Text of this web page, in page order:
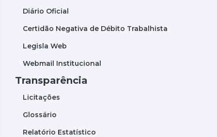
Diário Oficial
Certidão Negativa de Débito Trabalhista
Legisla Web
Webmail Institucional
Transparência
Licitações
Glossário
Relatório Estatístico